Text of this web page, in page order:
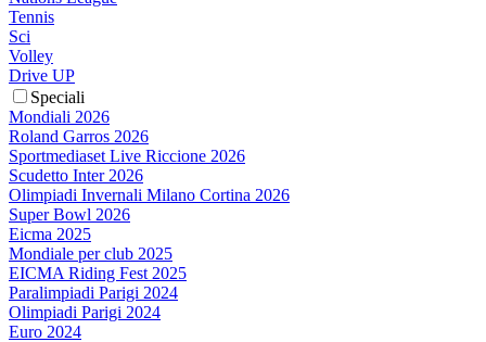
Tennis
Sci
Volley
Drive UP
Speciali
Mondiali 2026
Roland Garros 2026
Sportmediaset Live Riccione 2026
Scudetto Inter 2026
Olimpiadi Invernali Milano Cortina 2026
Super Bowl 2026
Eicma 2025
Mondiale per club 2025
EICMA Riding Fest 2025
Paralimpiadi Parigi 2024
Olimpiadi Parigi 2024
Euro 2024